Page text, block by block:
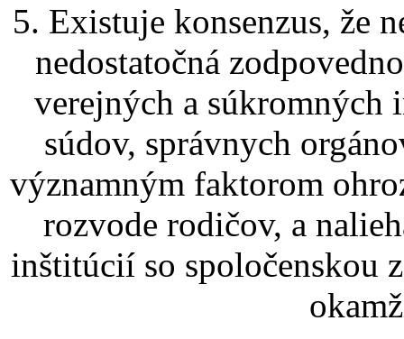
5. Existuje konsenzus, že
nedostatočná
verejných a súkromných
súdov, správnych
významným faktorom
rozvode rodičov, a
inštitúcií so spoločenskou